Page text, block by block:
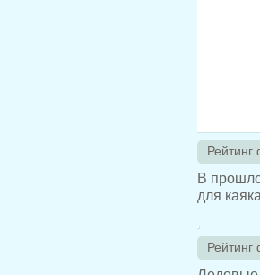
Рейтинг
В
для
Рейтинг